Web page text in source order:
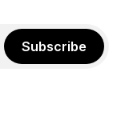
Subscribe